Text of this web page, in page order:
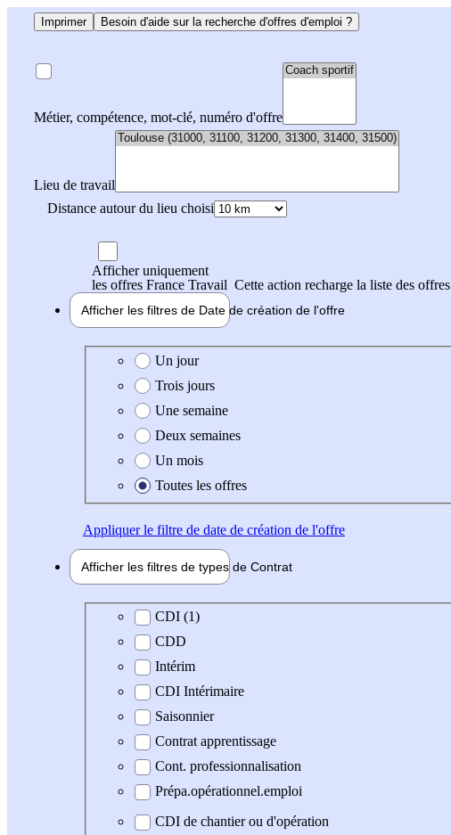
Imprimer Besoin d'aide sur la recherche d'offres d'emploi ?
Métier, compétence, mot-clé, numéro d'offre
Lieu de travail
Distance autour du lieu choisi
Afficher uniquement
les offres France Travail Cette action recharge la liste des offres
Afficher les filtres de Date de création de l'offre
Date de création de l'offre
Un jour
Trois jours
Une semaine
Deux semaines
Un mois
Toutes les offres
Appliquerle filtre de date de création de l'offre
Afficher les filtres de types de Contrat
Type de contrat
CDI (1)
CDD
Intérim
CDI Intérimaire
Saisonnier
Contrat apprentissage
Cont. professionnalisation
Prépa.opérationnel.emploi
CDI de chantier ou d'opération